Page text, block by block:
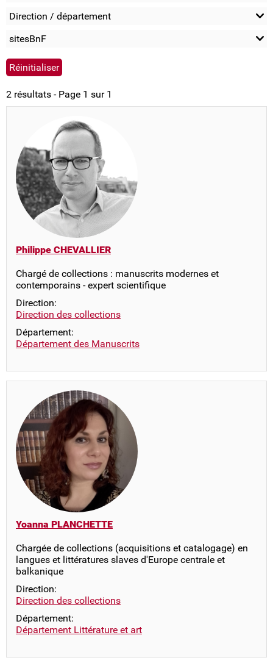
Direction / département
sitesBnF
2 résultats - Page 1 sur 1
Philippe CHEVALLIER
Chargé de collections : manuscrits modernes et
contemporains - expert scientifique
Direction:
Direction des collections
Département:
Département des Manuscrits
Yoanna PLANCHETTE
Chargée de collections (acquisitions et catalogage) en
langues et littératures slaves d'Europe centrale et
balkanique
Direction:
Direction des collections
Département:
Département Littérature et art